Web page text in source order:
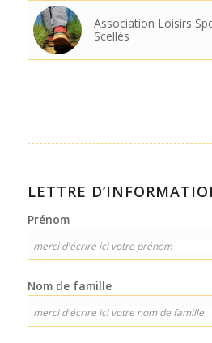
Association Loisirs
Scellés
LETTRE
Prénom
Nom de famille